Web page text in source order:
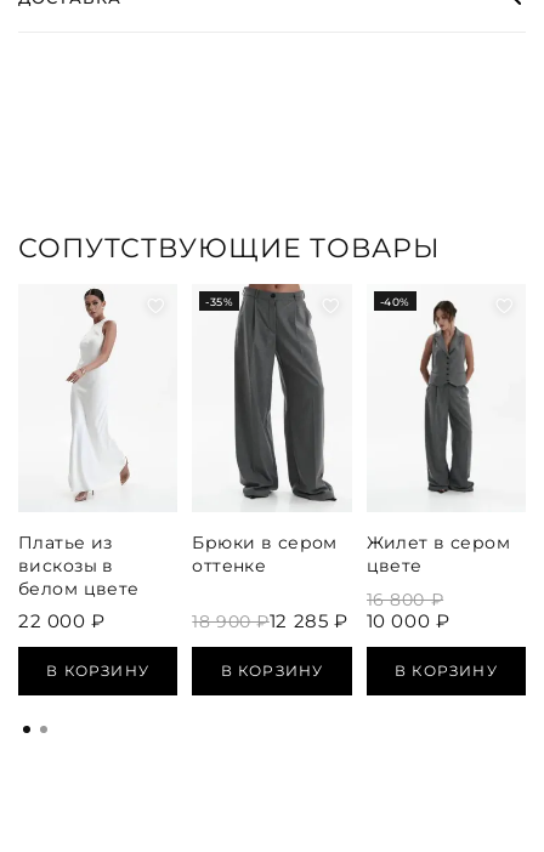
СОПУТСТВУЮЩИЕ ТОВАРЫ
Платье из
вискозы в
белом цвете
22 000 ₽
В КОРЗИНУ
-35%
Брюки в сером
оттенке
18 900 ₽12 285 ₽
В КОРЗИНУ
-40%
Жилет в сером
цвете
16 800 ₽
10 000 ₽
В КОРЗИНУ